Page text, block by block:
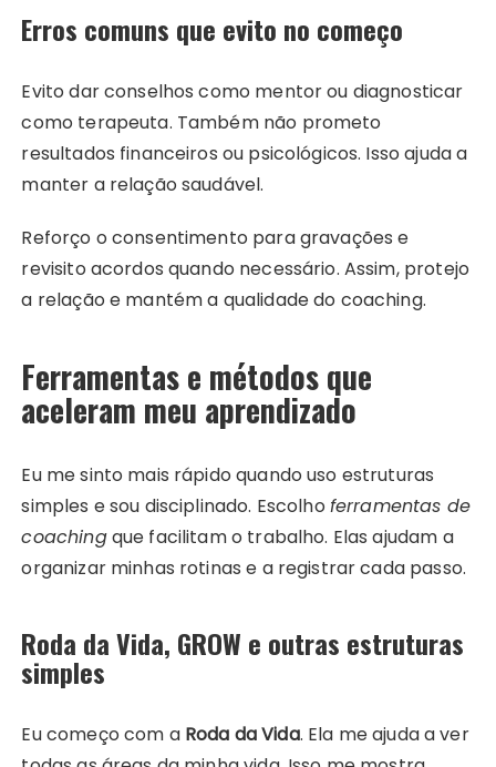
Erros comuns que evito no começo
Evito dar conselhos como mentor ou diagnosticar
como terapeuta. Também não prometo
resultados financeiros ou psicológicos. Isso ajuda a
manter a relação saudável.
Reforço o consentimento para gravações e
revisito acordos quando necessário. Assim, protejo
a relação e mantém a qualidade do coaching.
Ferramentas e métodos que
aceleram meu aprendizado
Eu me sinto mais rápido quando uso estruturas
simples e sou disciplinado. Escolho ferramentas de
coachingque facilitam o trabalho. Elas ajudam a
organizar minhas rotinas e a registrar cada passo.
Roda da Vida, GROW e outras estruturas
simples
Eu começo com a Roda da Vida. Ela me ajuda a ver